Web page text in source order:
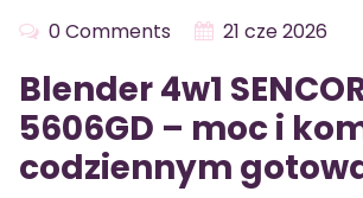
0 Comments 21 cze 2026
Blender 4w1
5606GD – moc i
codziennym